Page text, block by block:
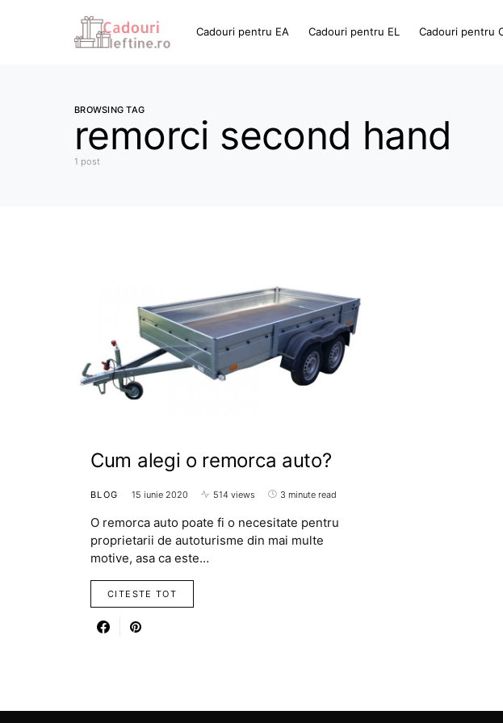
Cadouri pentru EA Cadouri pentru EL Cadouri pentru
BROWSING TAG
remorci second hand
1 post
Cum alegi o remorca auto?
BLOG 15 iunie 2020 514 views 3 minute read
O remorca auto poate fi o necesitate pentru
proprietarii de autoturisme din mai multe
motive, asa ca este…
CITESTE TOT